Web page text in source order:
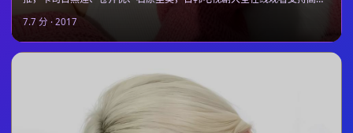
在线观看。
7.7 分 · 2017